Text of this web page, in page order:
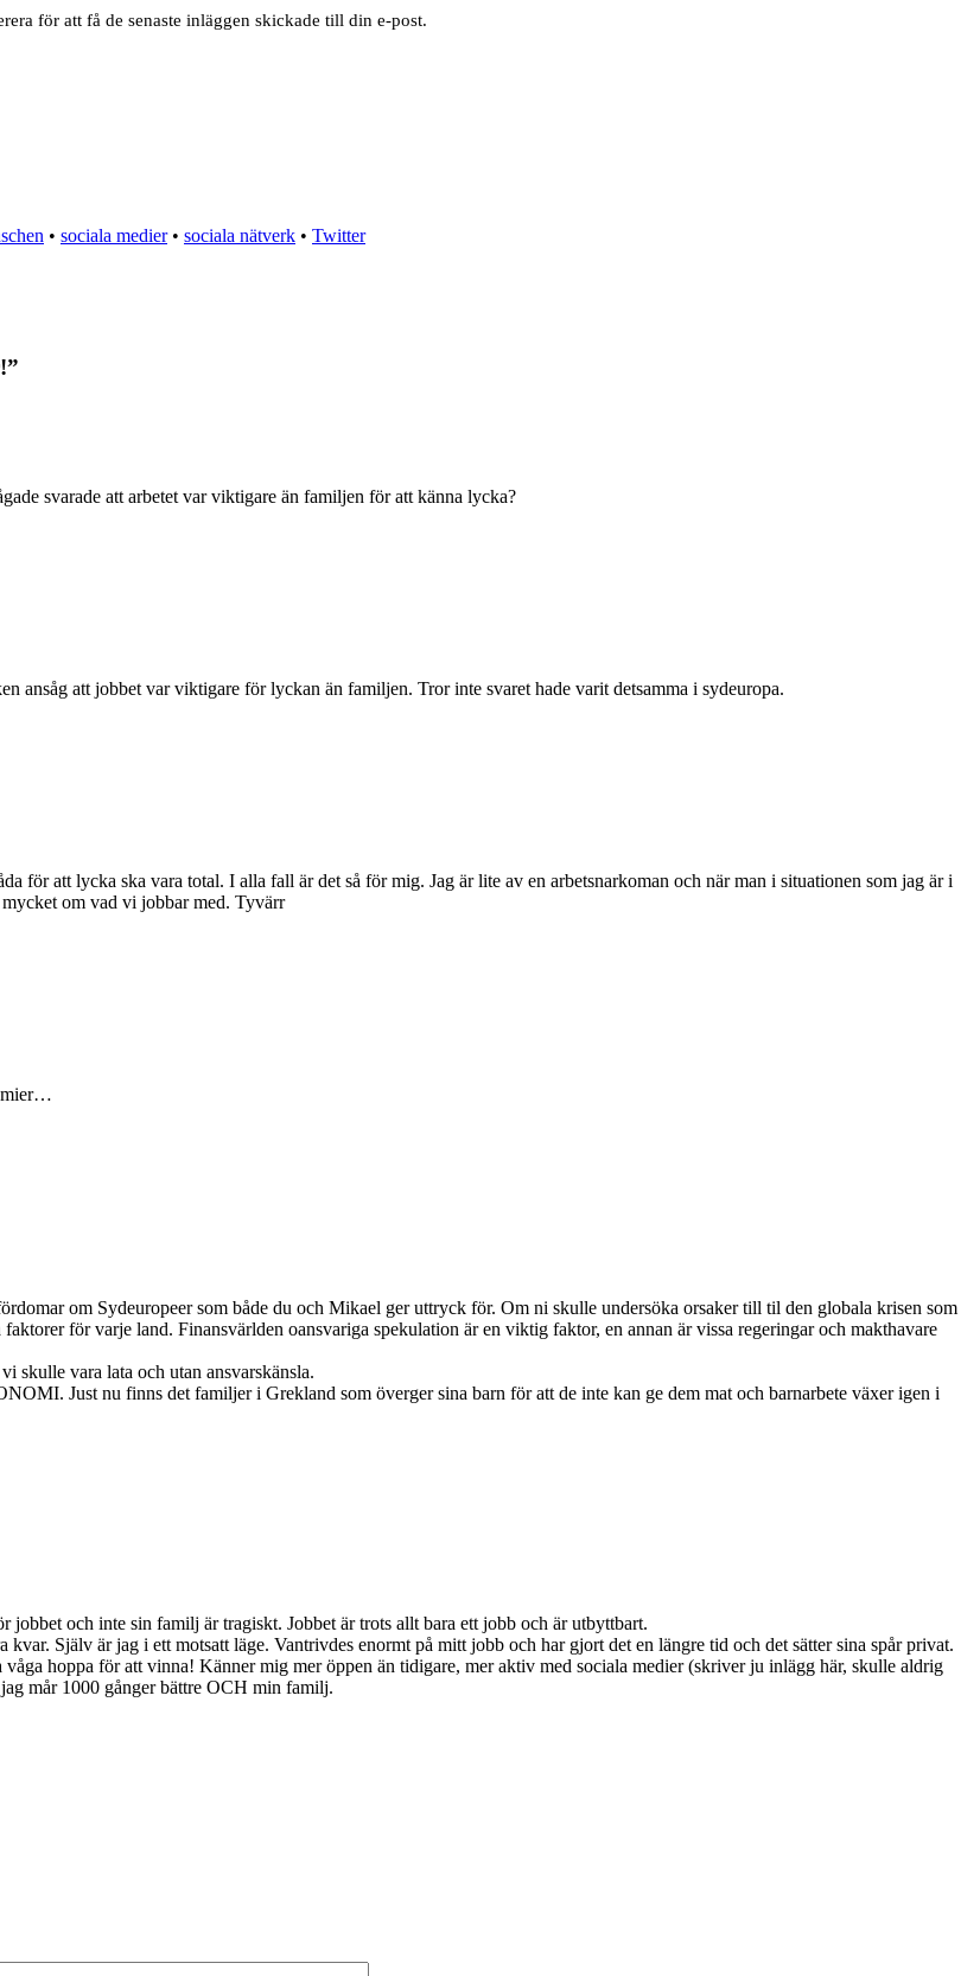
för att få de senaste inläggen skickade till din e-post.
• sociala medier• sociala nätverk • Twitter
svarade att arbetet var viktigare än familjen för att känna lycka?
ansåg att jobbet var viktigare för lyckan än familjen. Tror inte svaret hade varit detsamma i sydeuropa.
för att lycka ska vara total. I alla fall är det så för mig. Jag är lite av en arbetsnarkoman och när man i situationen som jag är i
om vad vi jobbar med. Tyvärr
om Sydeuropeer som både du och Mikael ger uttryck för. Om ni skulle undersöka orsaker till til den globala krisen som
för varje land. Finansvärlden oansvariga spekulation är en viktig faktor, en annan är vissa regeringar och makthavare
skulle vara lata och utan ansvarskänsla.
Just nu finns det familjer i Grekland som överger sina barn för att de inte kan ge dem mat och barnarbete växer igen i
och inte sin familj är tragiskt. Jobbet är trots allt bara ett jobb och är utbyttbart.
Själv är jag i ett motsatt läge. Vantrivdes enormt på mitt jobb och har gjort det en längre tid och det sätter sina spår privat.
hoppa för att vinna! Känner mig mer öppen än tidigare, mer aktiv med sociala medier (skriver ju inlägg här, skulle aldrig
mår 1000 gånger bättre OCH min familj.